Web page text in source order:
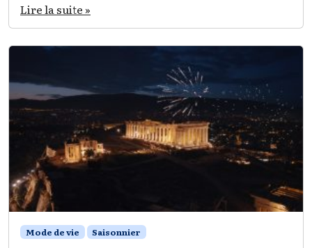
Lire la suite »
Mode de vie Saisonnier